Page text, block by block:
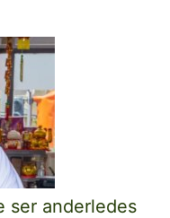
ser anderledes